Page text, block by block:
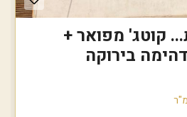
קוטג' מפואר +
בירוקה